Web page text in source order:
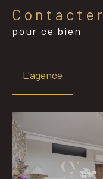
Contacter
pour ce bien
L'agence